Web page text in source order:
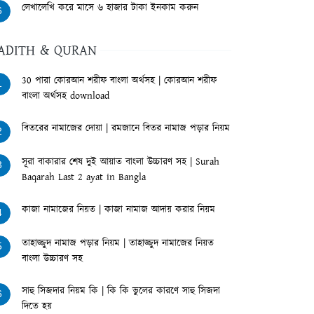
লেখালেখি করে মাসে ৬ হাজার টাকা ইনকাম করুন
& QURAN
30 পারা কোরআন শরীফ বাংলা অর্থসহ | কোরআন শরীফ
বাংলা অর্থসহ download
বিতরের নামাজের দোয়া | রমজানে বিতর নামাজ পড়ার নিয়ম
সূরা বাকারার শেষ দুই আয়াত বাংলা উচ্চারণ সহ | Surah
Baqarah Last 2 ayat in Bangla
কাজা নামাজের নিয়ত | কাজা নামাজ আদায় করার নিয়ম
তাহাজ্জুদ নামাজ পড়ার নিয়ম | তাহাজ্জুদ নামাজের নিয়ত
বাংলা উচ্চারণ সহ
সাহু সিজদার নিয়ম কি | কি কি ভুলের কারণে সাহু সিজদা
দিতে হয়